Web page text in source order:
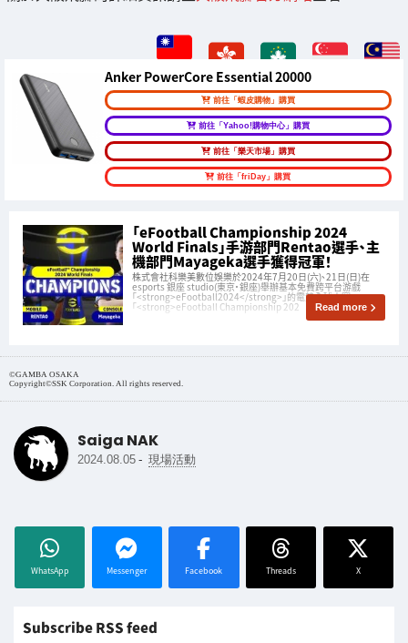
Anker PowerCore Essential 20000
前往「蝦皮購物」購買
前往「Yahoo!購物中心」購買
前往「樂天市場」購買
前往「friDay」購買
「eFootball Championship 2024
World Finals」手游部門Rentao選手、主
機部門Mayageka選手獲得冠軍！
株式會社科樂美數位娛樂於2024年7月20日(六)、21日(日)在
esports 銀座 studio(東京・銀座)舉辦基本免費跨平台游戲
「<strong>eFootball2024</strong>」的電競全球大賽
「<strong>eFootball Championship 202 Read more
©GAMBA OSAKA
Copyright©SSK Corporation. All rights reserved.
Saiga NAK
2024.08.05 - 現場活動
WhatsApp Messenger Facebook Threads X
Subscribe RSS feed